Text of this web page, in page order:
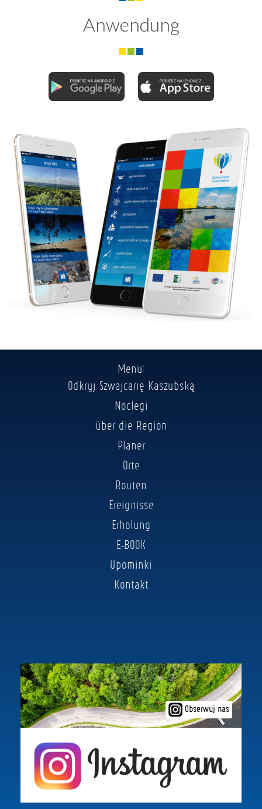
Anwendung
Menü:
Odkryj Szwajcarię Kaszubską
Noclegi
über die Region
Planer
Orte
Routen
Ereignisse
Erholung
E-BOOK
Upominki
Kontakt
Obserwuj nas